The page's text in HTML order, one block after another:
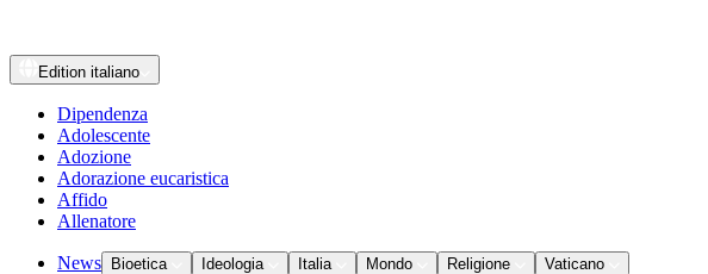
Edition italiano
Dipendenza
Adolescente
Adozione
Adorazione eucaristica
Affido
Allenatore
News Bioetica Ideologia Italia Mondo Religione Vaticano